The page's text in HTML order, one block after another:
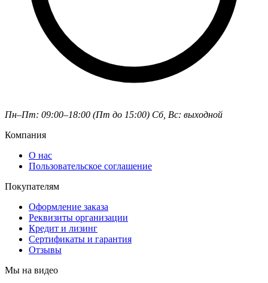
Пн–Пт: 09:00–18:00 (Пт до 15:00) Сб, Вс: выходной
Компания
О нас
Пользовательское соглашение
Покупателям
Оформление заказа
Реквизиты организации
Кредит и лизинг
Сертификаты и гарантия
Отзывы
Мы на видео